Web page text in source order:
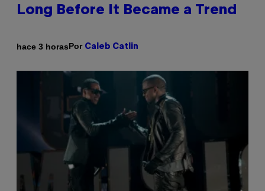
Long Before It Became a Trend
hace 3 horasPor Caleb Catlin